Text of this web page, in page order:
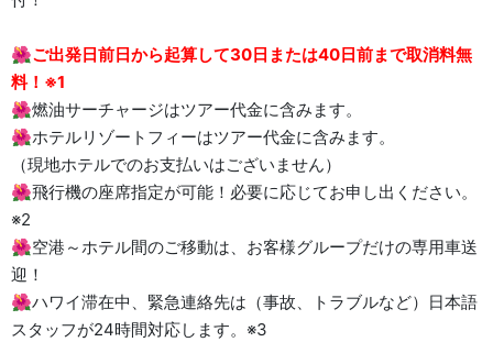
🌺ご出発日前日から起算して30日または40日前まで取消料無
料！※1
🌺燃油サーチャージはツアー代金に含みます。
🌺ホテルリゾートフィーはツアー代金に含みます。
（現地ホテルでのお支払いはございません）
🌺飛行機の座席指定が可能！必要に応じてお申し出ください。
※2
🌺空港～ホテル間のご移動は、お客様グループだけの専用車送
迎！
🌺ハワイ滞在中、緊急連絡先は（事故、トラブルなど）日本語
スタッフが24時間対応します。※3